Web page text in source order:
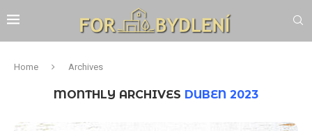
Home Archives
MONTHLY ARCHIVES DUBEN 2023